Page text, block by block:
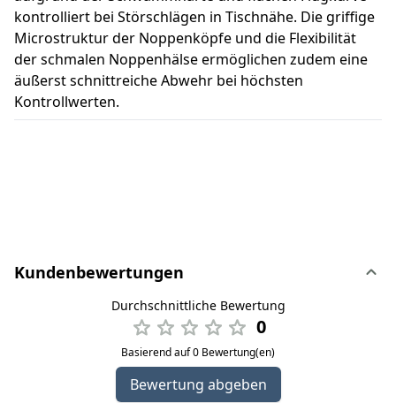
kontrolliert bei Störschlägen in Tischnähe. Die griffige
Microstruktur der Noppenköpfe und die Flexibilität
der schmalen Noppenhälse ermöglichen zudem eine
äußerst schnittreiche Abwehr bei höchsten
Kontrollwerten.
Kundenbewertungen
Durchschnittliche Bewertung
0
Basierend auf 0 Bewertung(en)
Bewertung abgeben